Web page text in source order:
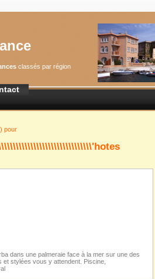
classés par région
pour
dans une palmeraie face à la mer sur une des
stylées vous y attendent. Piscine,